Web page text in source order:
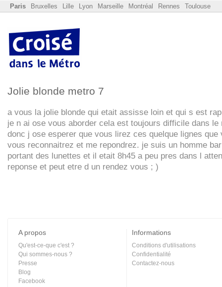
Paris Bruxelles Lille Lyon Marseille Montréal Rennes Toulouse
Jolie blonde metro 7
a vous la jolie blonde qui etait assisse loin et qui s est
je n ai ose vous aborder cela est toujours difficile dans le
donc j ose esperer que vous lirez ces quelque lignes que
vous reconnaitrez et me repondrez. je suis un homme
portant des lunettes et il etait 8h45 a peu pres dans l
reponse et peut etre d un rendez vous ; )
A propos
Qu'est-ce-que c'est ?
Qui sommes-nous ?
Presse
Blog
Facebook
Informations
Conditions d'utilisations
Confidentialité
Contactez-nous